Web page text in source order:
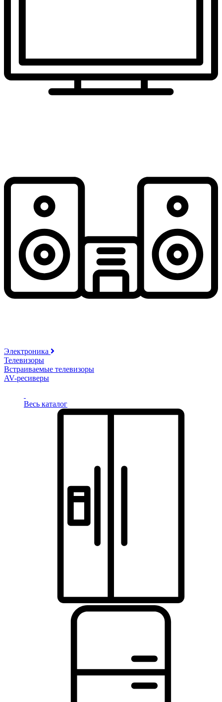
Электроника
Телевизоры
Встраиваемые телевизоры
AV-ресиверы
Весь каталог